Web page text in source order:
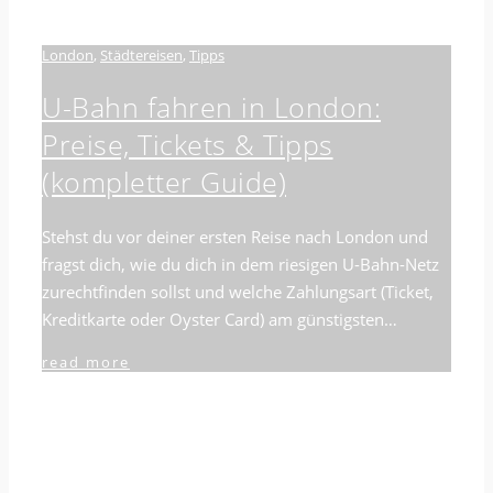
London, Städtereisen, Tipps
U-Bahn fahren in London:
Preise, Tickets & Tipps
(kompletter Guide)
Stehst du vor deiner ersten Reise nach London und
fragst dich, wie du dich in dem riesigen U-Bahn-Netz
zurechtfinden sollst und welche Zahlungsart (Ticket,
Kreditkarte oder Oyster Card) am günstigsten…
read more